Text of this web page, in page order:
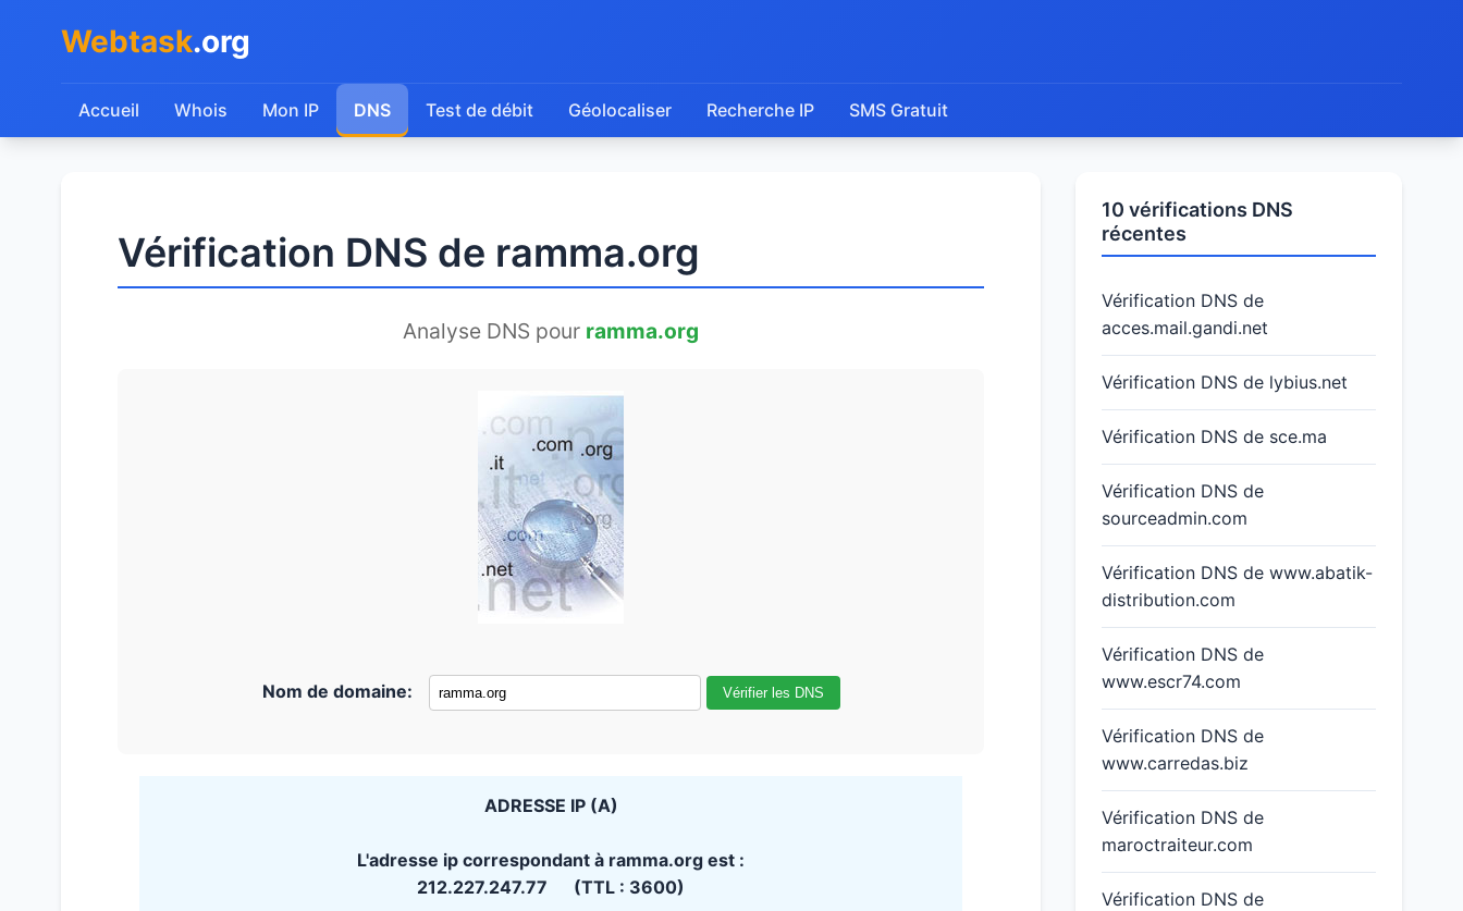
Webtask.org
Accueil Whois Mon IP DNS Test de débit Géolocaliser Recherche IP SMS Gratuit
Vérification DNS de ramma.org
Analyse DNS pour ramma.org
Nom de domaine: Vérifier les DNS
ADRESSE IP (A)
L'adresse ip correspondant à ramma.org est :
212.227.247.77 (TTL : 3600)
10 vérifications DNS
récentes
Vérification DNS de
acces.mail.gandi.net
Vérification DNS de lybius.net
Vérification DNS de sce.ma
Vérification DNS de
sourceadmin.com
Vérification DNS de www.abatik-
distribution.com
Vérification DNS de
www.escr74.com
Vérification DNS de
www.carredas.biz
Vérification DNS de
maroctraiteur.com
Vérification DNS de